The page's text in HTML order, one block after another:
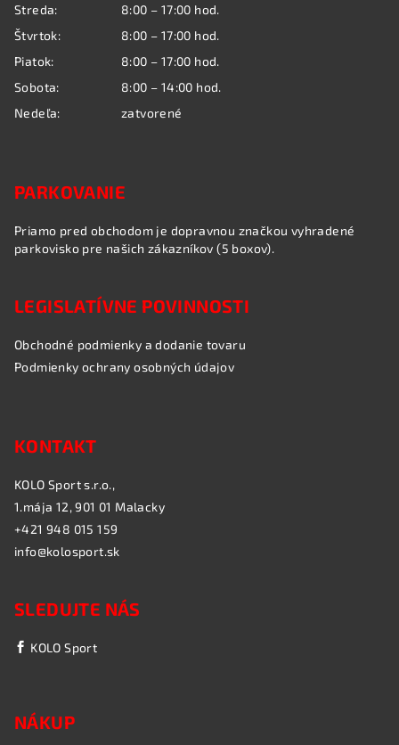
Streda:
8:00 – 17:00 hod.
Štvrtok:
8:00 – 17:00 hod.
Piatok:
8:00 – 17:00 hod.
Sobota:
8:00 – 14:00 hod.
Nedeľa:
zatvorené
PARKOVANIE
Priamo pred obchodom je dopravnou značkou vyhradené
parkovisko pre našich zákazníkov (5 boxov).
LEGISLATÍVNE POVINNOSTI
Obchodné podmienky a dodanie tovaru
Podmienky ochrany osobných údajov
KONTAKT
KOLO Sport s.r.o.,
1.mája 12, 901 01 Malacky
+421 948 015 159
info@kolosport.sk
SLEDUJTE NÁS
KOLO Sport
NÁKUP